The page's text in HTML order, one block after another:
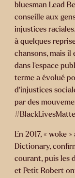
bluesman Lead
conseille aux
injustices
à quelques
chansons, mais
dans l’espace
terme a évolué
d'injustices
par des
En 2017, « woke
Dictionary,
courant, puis les
et Petit Robert